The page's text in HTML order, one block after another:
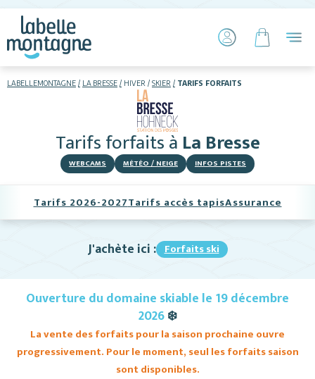
LABELLEMONTAGNE LA BRESSE HIVER SKIER TARIFS FORFAITS
Tarifs forfaitsàLa Bresse
WEBCAMS MÉTÉO / NEIGE INFOS PISTES
Hébergements
Activités
Restaurants
Tarifs 2026-2027Tarifs accès tapisAssurance
J'achète ici : Forfaits ski
Ouverture du domaine skiable le 19 décembre
2026❄️
La vente des forfaits pour la saison prochaine ouvre
progressivement. Pour le moment, seul les forfaits saison
sont disponibles.